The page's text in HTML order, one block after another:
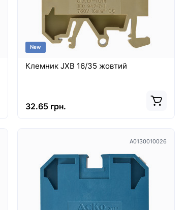
New
Клемник JXB 16/35 жовтий
32.65 грн.
A0130010026